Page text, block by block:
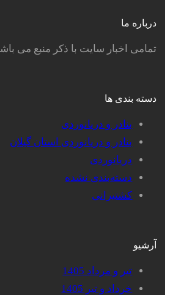
درباره ما
تمامی اخبار سایت با ذکر منبع می
دسته بندی ها
بنادر و دریانوردی
بنادر و دریانوردی استان گیلان
دریانوردی
دسته‌بندی نشده
کشتیرانی
آرشیو
تیر و مرداد 1405
خرداد و تیر 1405